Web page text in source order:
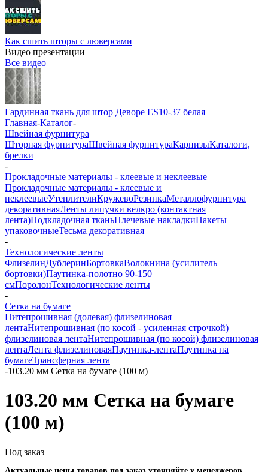
Как сшить шторы с люверсами
Видео презентации
Все видео
Гардинная ткань для штор Деворе ES10-37 белая
Главная-Каталог-
Швейная фурнитура
Шторная фурнитураШвейная фурнитураКарнизыКаталоги,
брелки
-
Прокладочные материалы - клеевые и неклеевые
Прокладочные материалы - клеевые и
неклеевыеУтеплителиКружевоРезинкаМеталлофурнитура
декоративнаяЛенты липучки велкро (контактная
лента)Подкладочная тканьПлечевые накладкиПакеты
упаковочныеТесьма декоративная
-
Технологические ленты
ФлизелинДублеринБортовкаВолокнина (усилитель
бортовки)Паутинка-полотно 90-150
смПоролонТехнологические ленты
-
Сетка на бумаге
Нитепрошивная (долевая) флизелиновая
лентаНитепрошивная (по косой - усиленная строчкой)
флизелиновая лентаНитепрошивная (по косой) флизелиновая
лентаЛента флизелиноваяПаутинка-лентаПаутинка на
бумагеТрансферная лента
-103.20 мм Сетка на бумаге (100 м)
103.20 мм Сетка на бумаге
(100 м)
Под заказ